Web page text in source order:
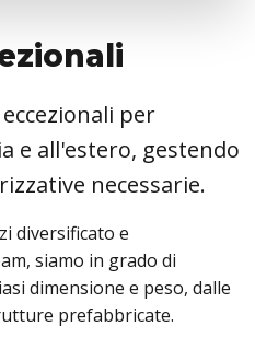
per
e all'estero, gestendo
necessarie.
diversificato e
siamo in grado di
dimensione e peso, dalle
prefabbricate.